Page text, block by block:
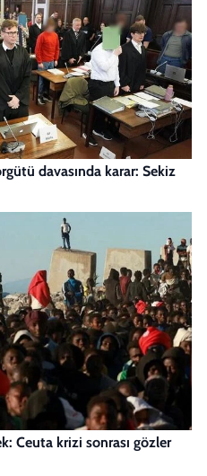
davasında karar: Sekiz
Ceuta krizi sonrası gözler